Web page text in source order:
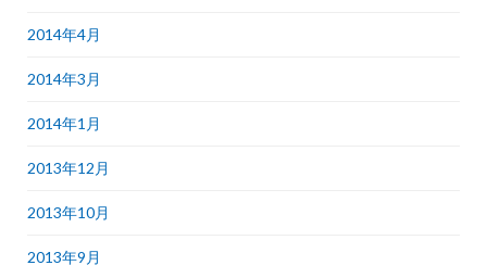
2014年4月
2014年3月
2014年1月
2013年12月
2013年10月
2013年9月